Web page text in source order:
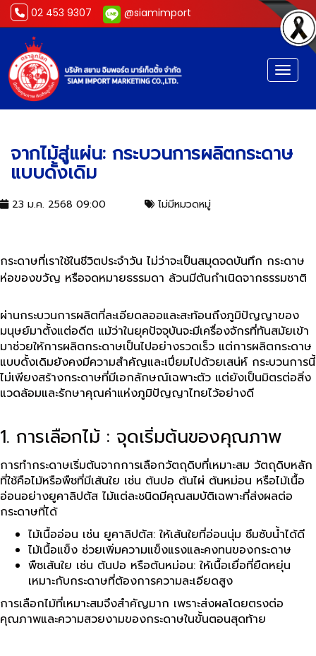
02 453 9307 @siamimport
กระดาษแบบดั้งเดิม
จากไม้สู่แผ่น: กระบวนการผลิตกระดาษ
แบบดั้งเดิม
23 ม.ค. 2568 09:00 ไม่มีหมวดหมู่
กระดาษที่เราใช้ในชีวิตประจำวัน ไม่ว่าจะเป็นสมุดจดบันทึก กระดาษ
ห่อของขวัญ หรือจดหมายธรรมดา ล้วนมีต้นกำเนิดจากธรรมชาติ
ผ่านกระบวนการผลิตที่ละเอียดลออและสะท้อนถึงภูมิปัญญาของ
มนุษย์มาตั้งแต่อดีต แม้ว่าในยุคปัจจุบันจะมีเครื่องจักรที่ทันสมัยเข้า
มาช่วยให้การผลิตกระดาษเป็นไปอย่างรวดเร็ว แต่การผลิตกระดาษ
แบบดั้งเดิมยังคงมีความสำคัญและเปี่ยมไปด้วยเสน่ห์ กระบวนการนี้
ไม่เพียงสร้างกระดาษที่มีเอกลักษณ์เฉพาะตัว แต่ยังเป็นมิตรต่อสิ่ง
แวดล้อมและรักษาคุณค่าแห่งภูมิปัญญาไทยไว้อย่างดี
1. การเลือกไม้ : จุดเริ่มต้นของคุณภาพ
การทำกระดาษเริ่มต้นจากการเลือกวัตถุดิบที่เหมาะสม วัตถุดิบหลัก
ที่ใช้คือไม้หรือพืชที่มีเส้นใย เช่น ต้นปอ ต้นไผ่ ต้นหม่อน หรือไม้เนื้อ
อ่อนอย่างยูคาลิปตัส ไม้แต่ละชนิดมีคุณสมบัติเฉพาะที่ส่งผลต่อ
กระดาษที่ได้
ไม้เนื้ออ่อน เช่น ยูคาลิปตัส: ให้เส้นใยที่อ่อนนุ่ม ซึมซับน้ำได้ดี
ไม้เนื้อแข็ง ช่วยเพิ่มความแข็งแรงและคงทนของกระดาษ
พืชเส้นใย เช่น ต้นปอ หรือต้นหม่อน: ให้เนื้อเยื่อที่ยืดหยุ่น
เหมาะกับกระดาษที่ต้องการความละเอียดสูง
การเลือกไม้ที่เหมาะสมจึงสำคัญมาก เพราะส่งผลโดยตรงต่อ
คุณภาพและความสวยงามของกระดาษในขั้นตอนสุดท้าย